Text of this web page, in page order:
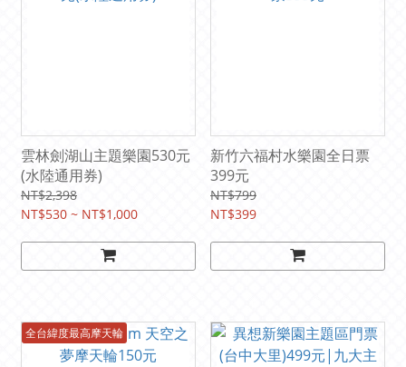
雲林劍湖山主題樂園530元
(水陸通用券)
NT$2,398
NT$530 ~ NT$1,000
新竹六福村水樂園全日票
399元
NT$799
NT$399
全台緯度最高摩天輪